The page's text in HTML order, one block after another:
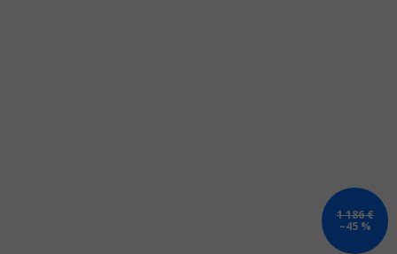
1 186 €
–45 %